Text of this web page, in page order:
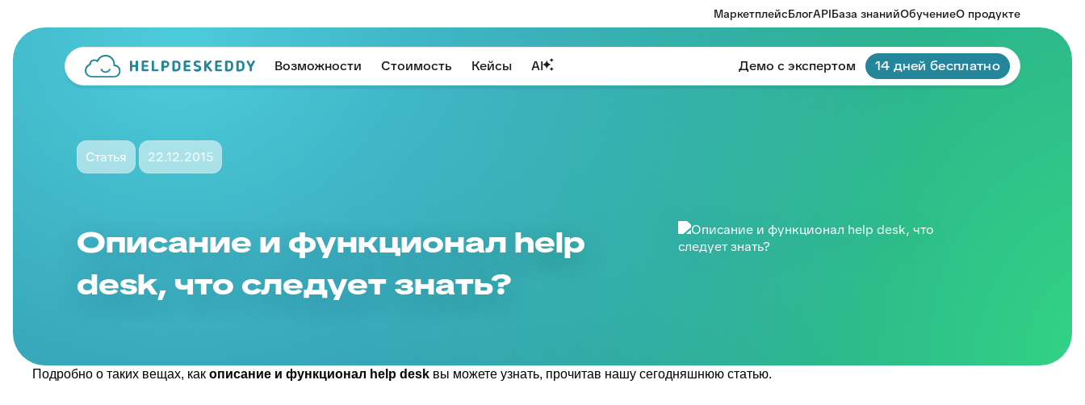
МаркетплейсБлогAPIБаза знанийОбучениеО продукте
Возможности Стоимость Кейсы AI Демо с экспертом 14 дней бесплатно
Статья 22.12.2015
Описание и функционал help
desk, что следует знать?
Подробно о таких вещах, как описание и функционал help desk вы можете узнать, прочитав нашу сегодняшнюю статью.